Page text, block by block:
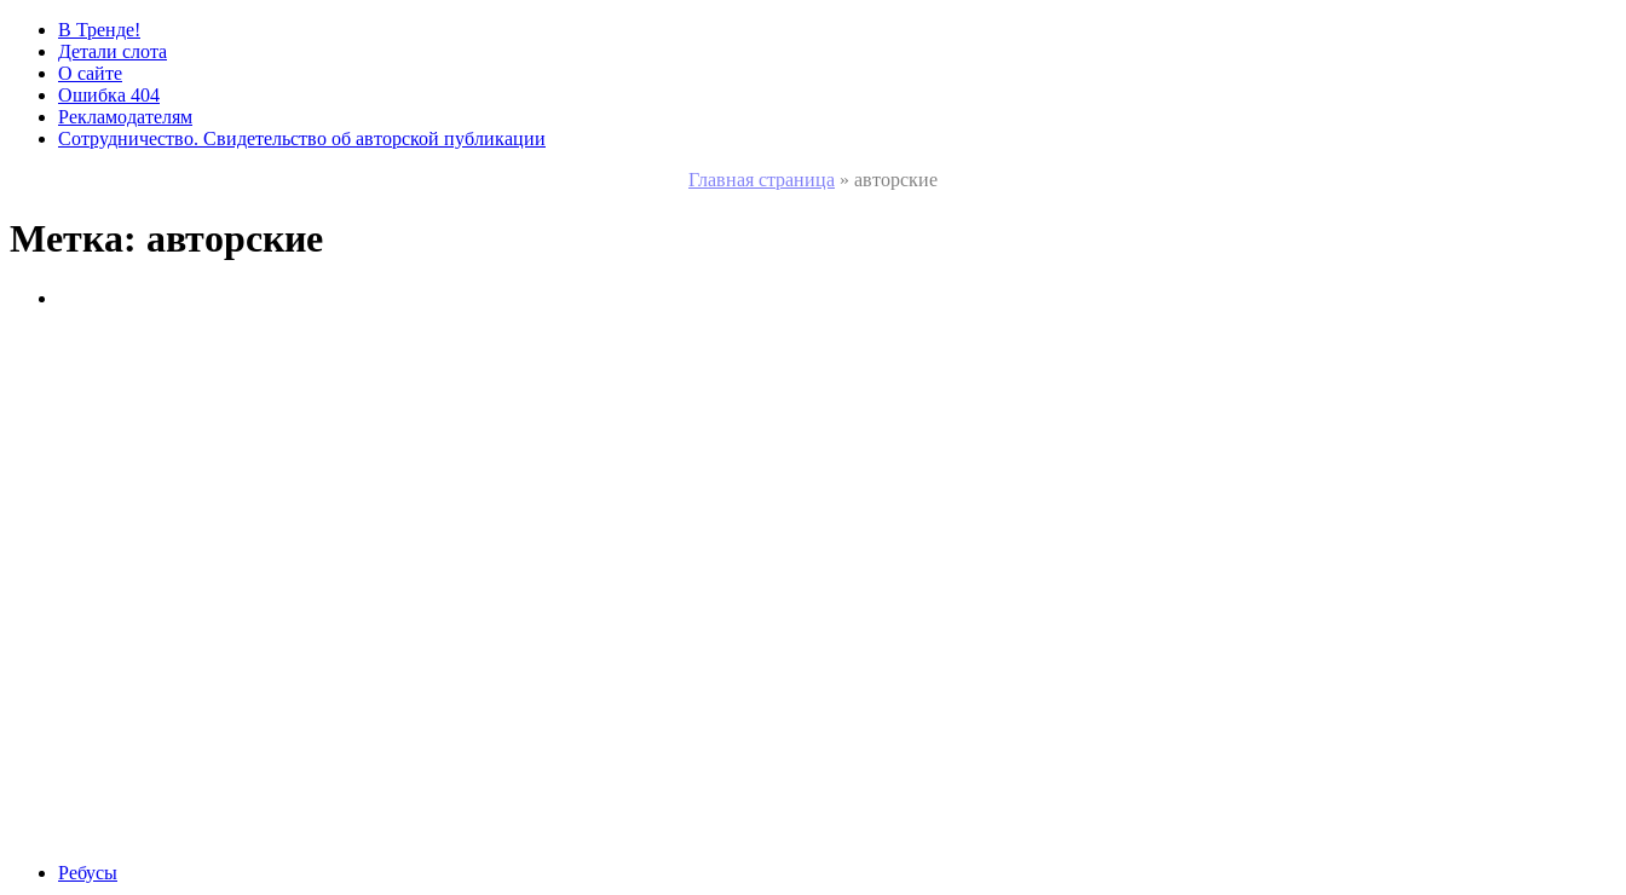
В Тренде!
Детали слота
О сайте
Ошибка 404
Рекламодателям
Сотрудничество. Свидетельство об авторской публикации
Главная страница » авторские
Метка: авторские
Ребусы